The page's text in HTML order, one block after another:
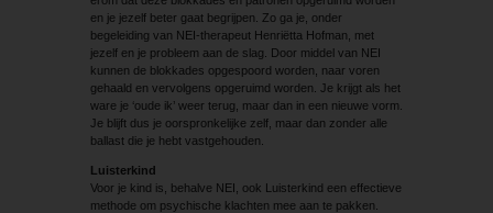
en je jezelf beter gaat begrijpen. Zo ga je, onder
begeleiding van NEI-therapeut Henriëtta Hofman, met
jezelf en je probleem aan de slag. Door middel van NEI
kunnen de blokkades opgespoord worden, naar voren
gehaald en vervolgens opgeruimd worden. Je krijgt als het
ware je ‘oude ik’ weer terug, maar dan in een nieuwe vorm.
Je blijft dus je oorspronkelijke zelf, maar dan zonder alle
ballast die je hebt vastgehouden.
Luisterkind
Voor je kind is, behalve NEI, ook Luisterkind een effectieve
methode om psychische klachten mee aan te pakken.